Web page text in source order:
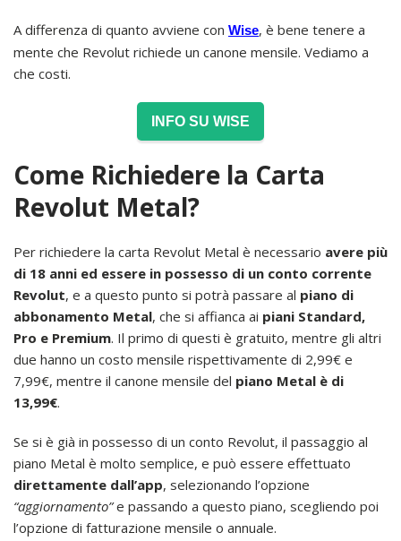
A differenza di quanto avviene con Wise, è bene tenere a
mente che Revolut richiede un canone mensile. Vediamo a
che costi.
INFO SU WISE
Come Richiedere la Carta
Revolut Metal?
Per richiedere la carta Revolut Metal è necessario avere più
di 18 anni ed essere in possesso di un conto corrente
Revolut, e a questo punto si potrà passare al piano di
abbonamento Metal, che si affianca ai piani Standard,
Pro e Premium. Il primo di questi è gratuito, mentre gli altri
due hanno un costo mensile rispettivamente di 2,99€ e
7,99€, mentre il canone mensile del piano Metal è di
13,99€.
Se si è già in possesso di un conto Revolut, il passaggio al
piano Metal è molto semplice, e può essere effettuato
direttamente dall’app, selezionando l’opzione
“aggiornamento”e passando a questo piano, scegliendo poi
l’opzione di fatturazione mensile o annuale.